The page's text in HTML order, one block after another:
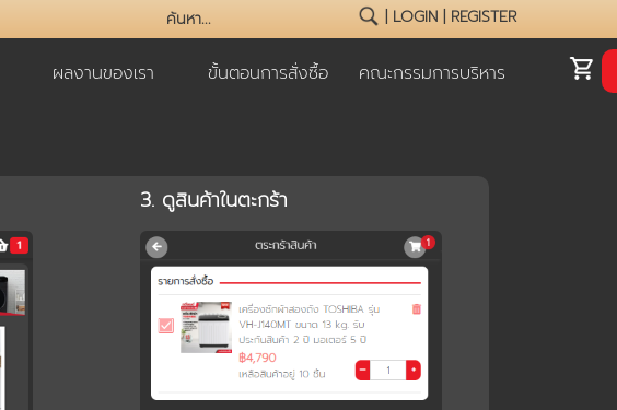
LOGIN REGISTER
ผลงานของเรา ขั้นตอนการสั่งซื้อ คณะกรรมการบริหาร
3. ดูสินค้าในตะกร้า